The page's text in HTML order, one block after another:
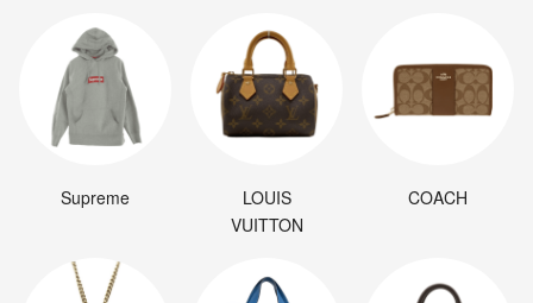
Supreme
LOUIS
VUITTON
COACH